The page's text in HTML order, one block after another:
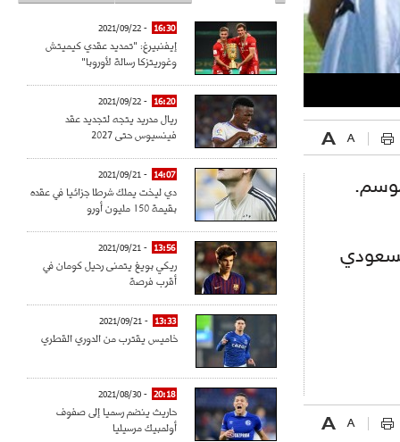
16:30
- 2021/09/22
إيفنبيرغ: "تمديد عقدي كيميتش
وغوريتزكا رسالة لأوروبا"
16:20
- 2021/09/22
ريال مدريد يتجه لتجديد عقد
فينسيوس حتى 2027
14:07
- 2021/09/21
دي ليخت يملك شرطا جزائيا في عقده
بقيمة 150 مليون أورو
13:56
- 2021/09/21
ريكي بويغ يتمنى رحيل كومان في
أقرب فرصة
13:33
- 2021/09/21
خاميس يقترب من الدوري القطري
20:18
- 2021/08/30
حاريث ينضم رسميا إلى صفوف
أولمبيك مرسيليا